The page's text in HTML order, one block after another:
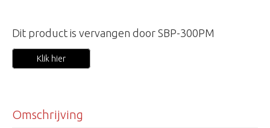
Dit product is vervangen door SBP-300PM
Klik hier
Omschrijving